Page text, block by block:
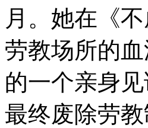
月。她在《
劳教场所的
的一个亲身
最终废除劳教